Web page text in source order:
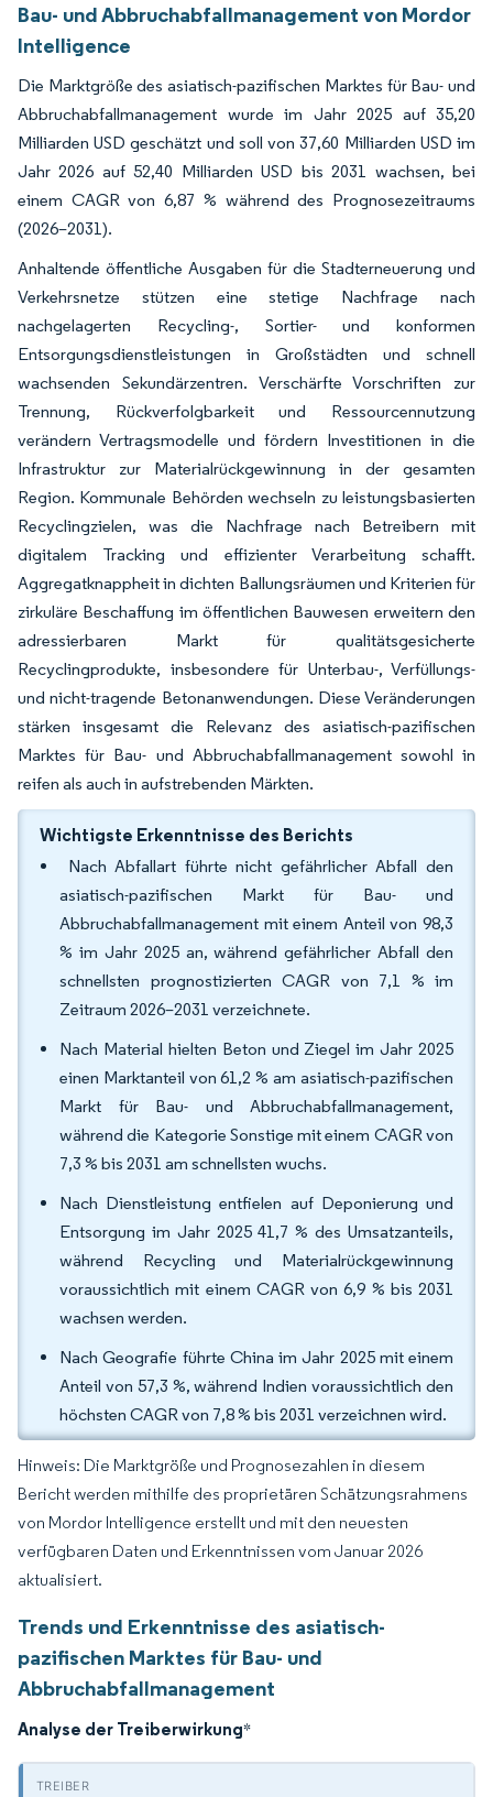
Bau- und Abbruchabfallmanagement von Mordor
Intelligence
Die Marktgröße des asiatisch-pazifischen Marktes für Bau- und
Abbruchabfallmanagement wurde im Jahr 2025 auf 35,20
Milliarden USD geschätzt und soll von 37,60 Milliarden USD im
Jahr 2026 auf 52,40 Milliarden USD bis 2031 wachsen, bei
einem CAGR von 6,87 % während des Prognosezeitraums
(2026–2031).
Anhaltende öffentliche Ausgaben für die Stadterneuerung und
Verkehrsnetze stützen eine stetige Nachfrage nach
nachgelagerten Recycling-, Sortier- und konformen
Entsorgungsdienstleistungen in Großstädten und schnell
wachsenden Sekundärzentren. Verschärfte Vorschriften zur
Trennung, Rückverfolgbarkeit und Ressourcennutzung
verändern Vertragsmodelle und fördern Investitionen in die
Infrastruktur zur Materialrückgewinnung in der gesamten
Region. Kommunale Behörden wechseln zu leistungsbasierten
Recyclingzielen, was die Nachfrage nach Betreibern mit
digitalem Tracking und effizienter Verarbeitung schafft.
Aggregatknappheit in dichten Ballungsräumen und Kriterien für
zirkuläre Beschaffung im öffentlichen Bauwesen erweitern den
adressierbaren Markt für qualitätsgesicherte
Recyclingprodukte, insbesondere für Unterbau-, Verfüllungs-
und nicht-tragende Betonanwendungen. Diese Veränderungen
stärken insgesamt die Relevanz des asiatisch-pazifischen
Marktes für Bau- und Abbruchabfallmanagement sowohl in
reifen als auch in aufstrebenden Märkten.
Wichtigste Erkenntnisse des Berichts
Nach Abfallart führte nicht gefährlicher Abfall den
asiatisch-pazifischen Markt für Bau- und
Abbruchabfallmanagement mit einem Anteil von 98,3
% im Jahr 2025 an, während gefährlicher Abfall den
schnellsten prognostizierten CAGR von 7,1 % im
Zeitraum 2026–2031 verzeichnete.
Nach Material hielten Beton und Ziegel im Jahr 2025
einen Marktanteil von 61,2 % am asiatisch-pazifischen
Markt für Bau- und Abbruchabfallmanagement,
während die Kategorie Sonstige mit einem CAGR von
7,3 % bis 2031 am schnellsten wuchs.
Nach Dienstleistung entfielen auf Deponierung und
Entsorgung im Jahr 2025 41,7 % des Umsatzanteils,
während Recycling und Materialrückgewinnung
voraussichtlich mit einem CAGR von 6,9 % bis 2031
wachsen werden.
Nach Geografie führte China im Jahr 2025 mit einem
Anteil von 57,3 %, während Indien voraussichtlich den
höchsten CAGR von 7,8 % bis 2031 verzeichnen wird.
Hinweis: Die Marktgröße und Prognosezahlen in diesem
Bericht werden mithilfe des proprietären Schätzungsrahmens
von Mordor Intelligence erstellt und mit den neuesten
verfügbaren Daten und Erkenntnissen vom Januar 2026
aktualisiert.
Trends und Erkenntnisse des asiatisch-
pazifischen Marktes für Bau- und
Abbruchabfallmanagement
Analyse der Treiberwirkung*